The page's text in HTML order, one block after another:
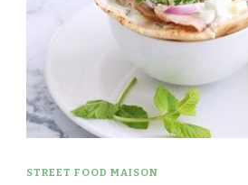
STREET FOOD MAISON